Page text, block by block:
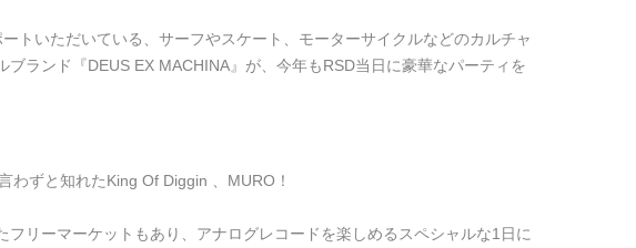
トいただいている、サーフやスケート、モーターサイクルなどのカルチャ
ブランド『DEUS EX MACHINA』が、今年もRSD当日に豪華なパーティを
わずと知れたKing Of Diggin 、MURO！
フリーマーケットもあり、アナログレコードを楽しめるスペシャルな1日に